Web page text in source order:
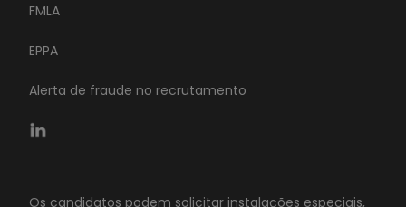
FMLA
EPPA
Alerta de fraude no recrutamento
Os candidatos podem solicitar instalações especiais,